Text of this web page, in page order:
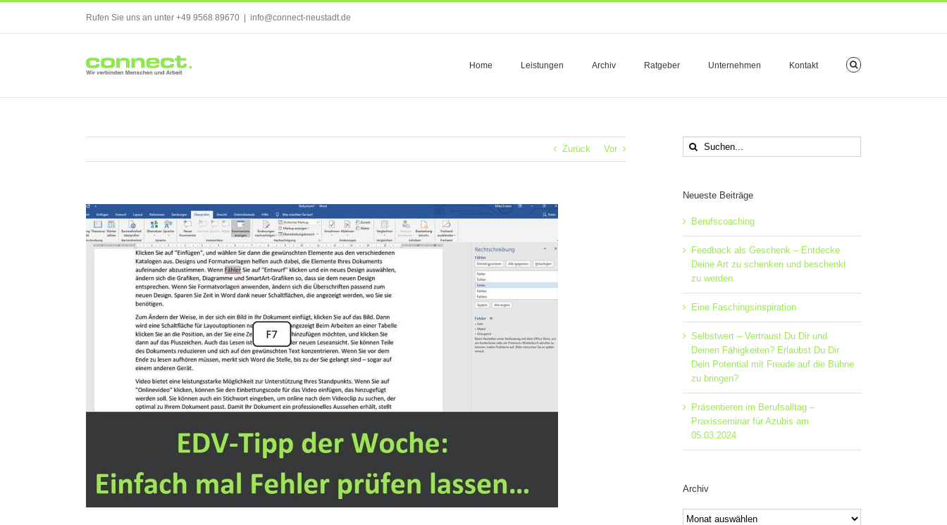
content
Rufen Sie uns an unter +49 9568 89670 info@connect-neustadt.de
Home Leistungen Archiv Ratgeber Unternehmen Kontakt
Zurück Vor
Zeige
grösseres
Bild
Suche
nach:
Neueste Beiträge
Berufscoaching
Feedback als Geschenk – Entdecke
Deine Art zu schenken und beschenkt
zu werden.
Eine Faschingsinspiration
Selbstwert – Vertraust Du Dir und
Deinen Fähigkeiten? Erlaubst Du Dir
Dein Potential mit Freude auf die Bühne
zu bringen?
Präsentieren im Berufsalltag –
Praxisseminar für Azubis am
05.03.2024
Archiv
Archiv